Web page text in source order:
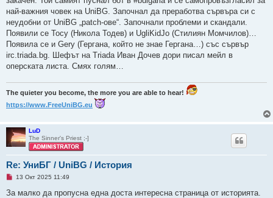
най-важния човек на UniBG. Започнал да преработва сървъра си с
неудобни от UniBG „patch-ове“. Започнали проблеми и скандали.
Появили се Tocy (Никола Тодев) и UgliKidJo (Стилиян Момчилов)…
Появила се и Gery (Гергана, който не знае Гергана…) със сървър
irc.triada.bg. Шефът на Triada Иван Дочев дори писал мейл в
оперската листа. Смях голям…
The quieter you become, the more you are able to hear!
https://www.FreeUniBG.eu
LuD
The Sinner's Priest ;-]
Re: УниБГ / UniBG / История
Н
п
13 Окт 2025 11:49
За малко да пропусна една доста интересна страница от историята.